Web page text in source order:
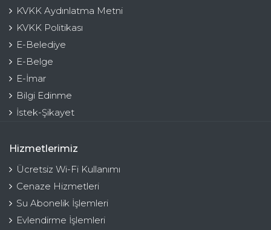
KVKK Aydınlatma Metni
KVKK Politikası
E-Belediye
E-Belge
E-İmar
Bilgi Edinme
İstek-Şikayet
Hizmetlerimiz
Ücretsiz Wi-Fi Kullanımı
Cenaze Hizmetleri
Su Abonelik İşlemleri
Evlendirme İşlemleri